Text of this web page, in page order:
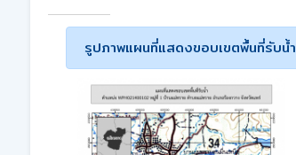
รูปภาพแผนที่แสดงขอบเขตพื้นที่รับน้ำ